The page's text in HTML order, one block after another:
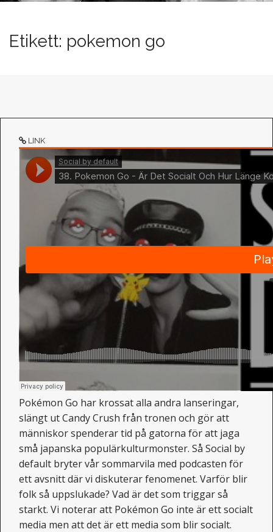
Etikett: pokemon go
LINK
Pokémon Go har krossat alla andra lanseringar,
slängt ut Candy Crush från tronen och gör att
människor spenderar tid på gatorna för att jaga
små japanska populärkulturmonster. Så Social by
default bryter vår sommarvila med podcasten för
ett avsnitt där vi diskuterar fenomenet. Varför blir
folk så uppslukade? Vad är det som triggar så
starkt. Vi noterar att Pokémon Go inte är ett socialt
media men att det är ett media som blir socialt.